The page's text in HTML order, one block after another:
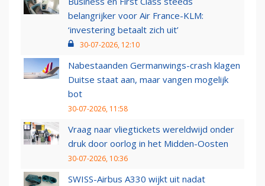
belangrijker voor Air France-KLM:
‘investering betaalt zich uit’
30-07-2026, 12:10
Nabestaanden Germanwings-crash klagen
Duitse staat aan, maar vangen mogelijk
bot
30-07-2026, 11:58
Vraag naar vliegtickets wereldwijd onder
druk door oorlog in het Midden-Oosten
30-07-2026, 10:36
SWISS-Airbus A330 wijkt uit nadat